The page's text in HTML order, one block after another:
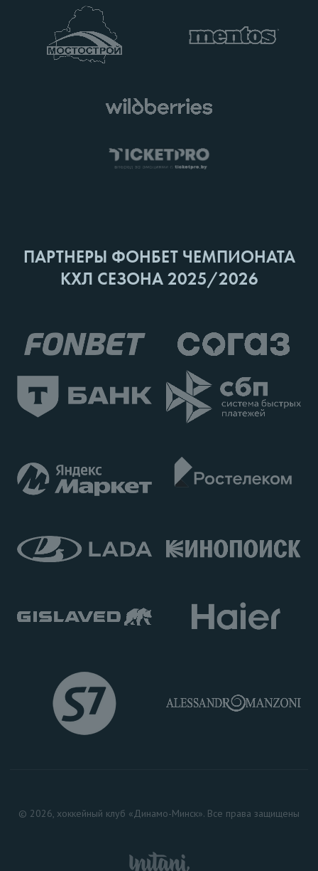
ПАРТНЕРЫ ФОНБЕТ ЧЕМПИОНАТА
КХЛ СЕЗОНА 2025/2026
© 2026, хоккейный клуб «Динамо-Минск». Все права защищены